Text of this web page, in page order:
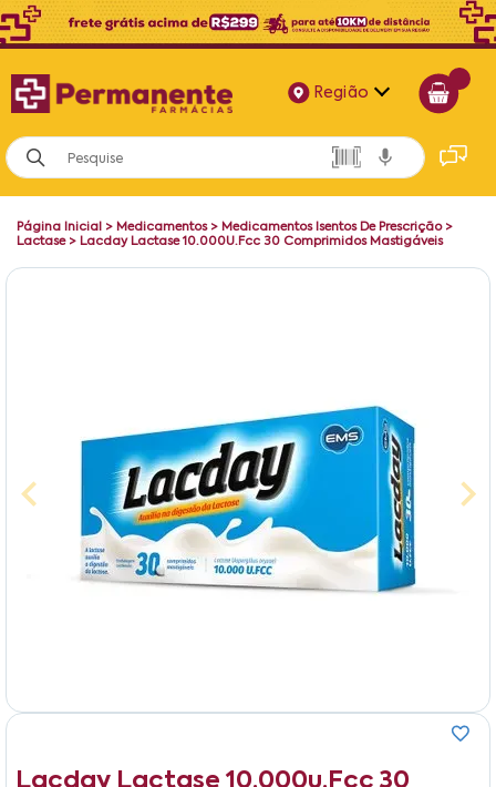
Região
Alagoas
Bahia
Paraíba
Página Inicial > Medicamentos> Medicamentos Isentos De Prescrição>
Lactase> Lacday Lactase 10.000U.Fcc 30 Comprimidos Mastigáveis
Lacday Lactase 10.000u.fcc 30